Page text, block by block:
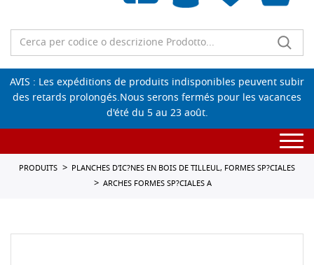
Liste de souhaits vide
AVIS : Les expéditions de produits indisponibles peuvent subir
des retards prolongés.Nous serons fermés pour les vacances
d'été du 5 au 23 août.
PRODUITS
PLANCHES D'IC?NES EN BOIS DE TILLEUL, FORMES SP?CIALES
ARCHES FORMES SP?CIALES A